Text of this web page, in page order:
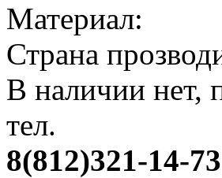
Материал:
Страна
В наличии нет,
тел.
8(812)321-14-73